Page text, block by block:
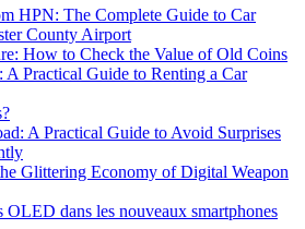
HPN: The Complete Guide to Car
County Airport
How to Check the Value of Old Coins
Practical Guide to Renting a Car
A Practical Guide to Avoid Surprises
Glittering Economy of Digital Weapon
OLED dans les nouveaux smartphones